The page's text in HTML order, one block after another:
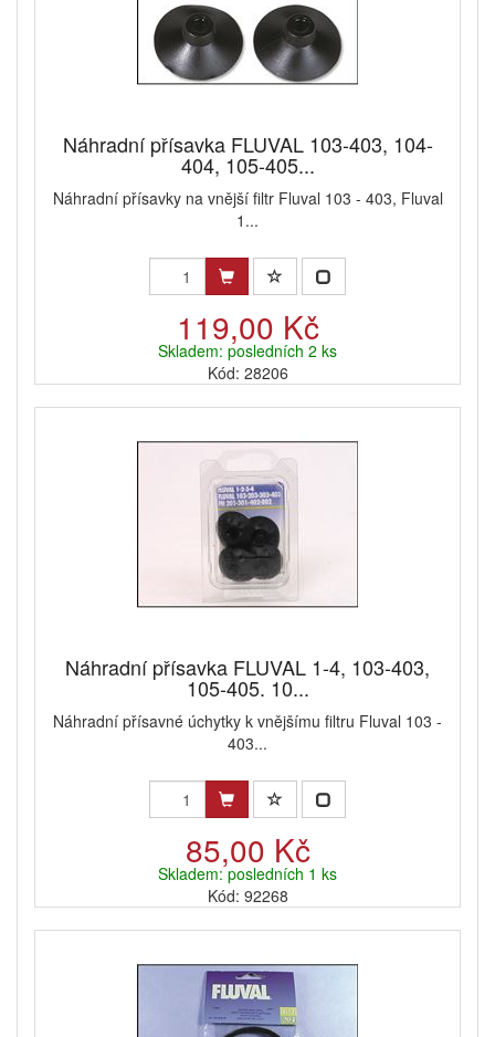
Náhradní přísavka FLUVAL 103-403, 104-
404, 105-405...
Náhradní přísavky na vnější filtr Fluval 103 - 403, Fluval
1...
119,00 Kč
Skladem: posledních 2 ks
Kód: 28206
Náhradní přísavka FLUVAL 1-4, 103-403,
105-405. 10...
Náhradní přísavné úchytky k vnějšímu filtru Fluval 103 -
403...
85,00 Kč
Skladem: posledních 1 ks
Kód: 92268